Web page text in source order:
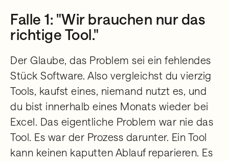
Falle 1: "Wir brauchen nur das
richtige Tool."
Der Glaube, das Problem sei ein fehlendes
Stück Software. Also vergleichst du vierzig
Tools, kaufst eines, niemand nutzt es, und
du bist innerhalb eines Monats wieder bei
Excel. Das eigentliche Problem war nie das
Tool. Es war der Prozess darunter. Ein Tool
kann keinen kaputten Ablauf reparieren. Es